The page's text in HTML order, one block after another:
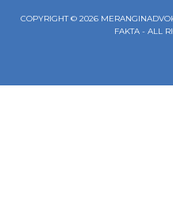
COPYRIGHT © 2026
FAKTA - ALL